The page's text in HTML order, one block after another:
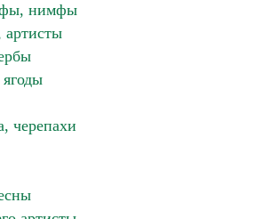
нимфы
черепахи